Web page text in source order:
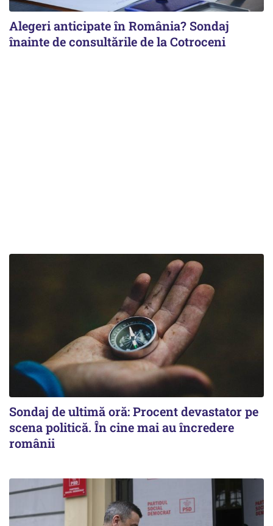
Alegeri anticipate în România? Sondaj
înainte de consultările de la Cotroceni
Sondaj de ultimă oră: Procent devastator pe
scena politică. În cine mai au încredere
românii